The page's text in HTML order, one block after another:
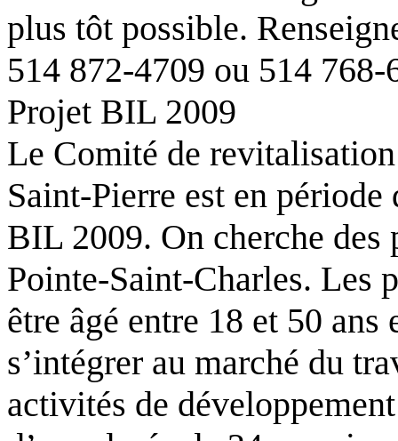
plus tôt possible.
514 872-4709 ou 514 768-
Projet BIL 2009
Le Comité de
Saint-Pierre est en
BIL 2009. On cherche des
Pointe-Saint-Charles. Les
être âgé entre 18 et 50
s’intégrer au marché du
activités de